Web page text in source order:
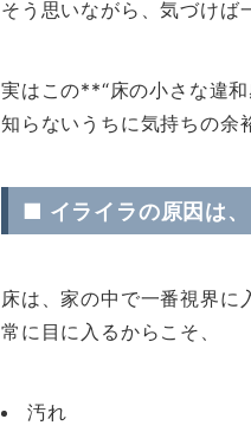
そう思いながら、気づけば
実はこの**“床の小さな違和
知らないうちに気持ちの余
■ イライラの原因は、
床は、家の中で一番視界に
常に目に入るからこそ、
汚れ